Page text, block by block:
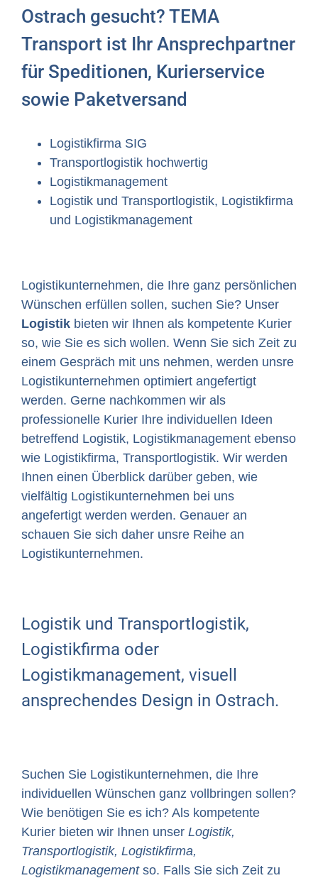
Ostrach gesucht? TEMA
Transport ist Ihr Ansprechpartner
für Speditionen, Kurierservice
sowie Paketversand
Logistikfirma SIG
Transportlogistik hochwertig
Logistikmanagement
Logistik und Transportlogistik, Logistikfirma
und Logistikmanagement
Logistikunternehmen, die Ihre ganz persönlichen
Wünschen erfüllen sollen, suchen Sie? Unser
Logistik bieten wir Ihnen als kompetente Kurier
so, wie Sie es sich wollen. Wenn Sie sich Zeit zu
einem Gespräch mit uns nehmen, werden unsre
Logistikunternehmen optimiert angefertigt
werden. Gerne nachkommen wir als
professionelle Kurier Ihre individuellen Ideen
betreffend Logistik, Logistikmanagement ebenso
wie Logistikfirma, Transportlogistik. Wir werden
Ihnen einen Überblick darüber geben, wie
vielfältig Logistikunternehmen bei uns
angefertigt werden werden. Genauer an
schauen Sie sich daher unsre Reihe an
Logistikunternehmen.
Logistik und Transportlogistik,
Logistikfirma oder
Logistikmanagement, visuell
ansprechendes Design in Ostrach.
Suchen Sie Logistikunternehmen, die Ihre
individuellen Wünschen ganz vollbringen sollen?
Wie benötigen Sie es ich? Als kompetente
Kurier bieten wir Ihnen unser Logistik,
Transportlogistik, Logistikfirma,
Logistikmanagementso. Falls Sie sich Zeit zu